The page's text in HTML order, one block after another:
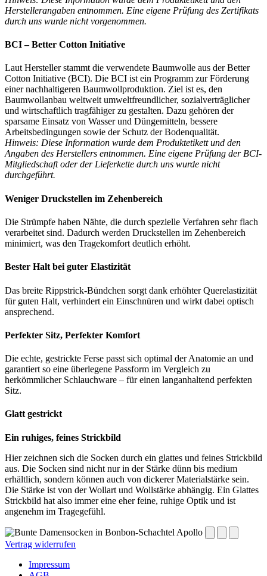
Herstellerangaben entnommen. Eine eigene Prüfung des Zertifikats
durch uns wurde nicht vorgenommen.
BCI – Better Cotton Initiative
Laut Hersteller stammt die verwendete Baumwolle aus der Better
Cotton Initiative (BCI). Die BCI ist ein Programm zur Förderung
einer nachhaltigeren Baumwollproduktion. Ziel ist es, den
Baumwollanbau weltweit umweltfreundlicher, sozialverträglicher
und wirtschaftlich tragfähiger zu gestalten. Dazu gehören der
sparsame Einsatz von Wasser und Düngemitteln, bessere
Arbeitsbedingungen sowie der Schutz der Bodenqualität.
Hinweis: Diese Information wurde dem Produktetikett und den
Angaben des Herstellers entnommen. Eine eigene Prüfung der BCI-
Mitgliedschaft oder der Lieferkette durch uns wurde nicht
durchgeführt.
Weniger Druckstellen im Zehenbereich
Die Strümpfe haben Nähte, die durch spezielle Verfahren sehr flach
verarbeitet sind. Dadurch werden Druckstellen im Zehenbereich
minimiert, was den Tragekomfort deutlich erhöht.
Bester Halt bei guter Elastizität
Das breite Rippstrick-Bündchen sorgt dank erhöhter Querelastizität
für guten Halt, verhindert ein Einschnüren und wirkt dabei optisch
ansprechend.
Perfekter Sitz, Perfekter Komfort
Die echte, gestrickte Ferse passt sich optimal der Anatomie an und
garantiert so eine überlegene Passform im Vergleich zu
herkömmlicher Schlauchware – für einen langanhaltend perfekten
Sitz.
Glatt gestrickt
Ein ruhiges, feines Strickbild
Hier zeichnen sich die Socken durch ein glattes und feines Strickbild
aus. Die Socken sind nicht nur in der Stärke dünn bis medium
erhältlich, sondern können auch von dickerer Materialstärke sein.
Die Stärke ist von der Wollart und Wollstärke abhängig. Ein Glattes
Strickbild hat also immer eine eher feine, ruhige Optik und ist
angenehm im Tragegefühl.
Vertrag widerrufen
Impressum